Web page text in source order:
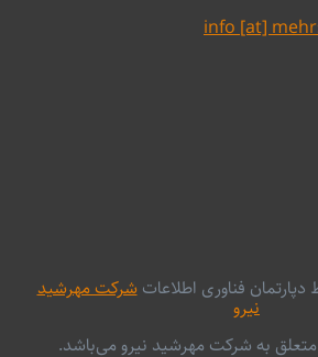
info [at]
فناوری اطلاعاتشرکت مهرشید
نیرو
به شرکت مهرشید نیرو می‌باشد.